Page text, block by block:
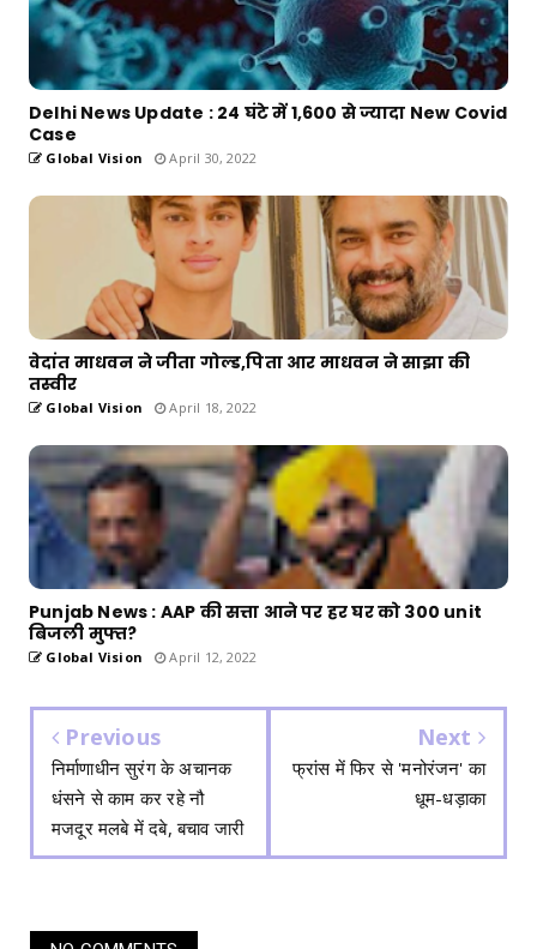
Delhi News Update : 24 घंटे में 1,600 से ज्यादा New Covid
Case
Global Vision April 30, 2022
वेदांत माधवन ने जीता गोल्ड,पिता आर माधवन ने साझा की
तस्वीर
Global Vision April 18, 2022
Punjab News : AAP की सत्ता आने पर हर घर को 300 unit
बिजली मुफ्त?
Global Vision April 12, 2022
Previous
निर्माणाधीन सुरंग के अचानक
धंसने से काम कर रहे नौ
मजदूर मलबे में दबे, बचाव जारी
Next
फ्रांस में फिर से 'मनोरंजन' का
धूम-धड़ाका